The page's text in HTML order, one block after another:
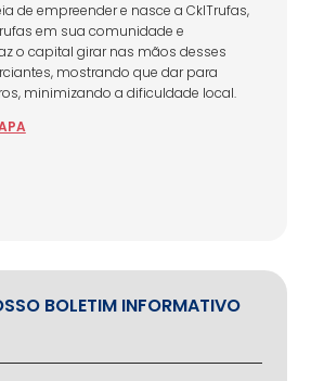
de empreender e nasce a CklTrufas,
em sua comunidade e
o capital girar nas mãos desses
mostrando que dar para
minimizando a dificuldade local.
BOLETIM INFORMATIVO